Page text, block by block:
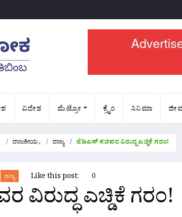
ವಿದೇಶ ಮೆಟ್ರೋ ಕ್ರೈಂ ಸಿನಿಮಾ
ರಾಜಕೀಯ, ರಾಜ್ಯ ಜೆಡಿಎಸ್ ಸಚಿವರ ವಿರುದ್ಧ ಎಚ್ಡಿಕೆ ಗರಂ!
ರಾಜ್ಯ Like this post: 0
ಎಚ್ಡಿಕೆ ಗರಂ!